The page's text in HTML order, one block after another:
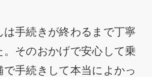
は手続きが終わるまで丁寧
そのおかげで安心して乗
手続きして本当によかっ